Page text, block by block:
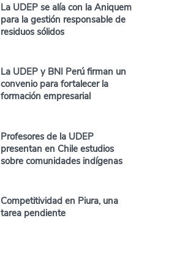
La UDEP se alía con la Aniquem
para la gestión responsable de
residuos sólidos
La UDEP y BNI Perú firman un
convenio para fortalecer la
formación empresarial
Profesores de la UDEP
presentan en Chile estudios
sobre comunidades indígenas
Competitividad en Piura, una
tarea pendiente